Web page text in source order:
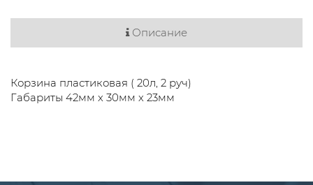
Описание
Корзина пластиковая ( 20л, 2 руч)
Габариты 42мм х 30мм х 23мм